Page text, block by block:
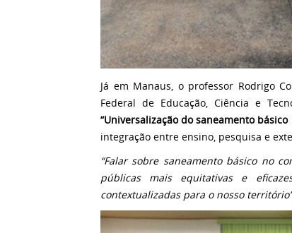
Já em Manaus, o professor Rodrigo
Federal de Educação, Ciência e
“Universalização do saneamento
integração entre ensino, pesquisa e
“Falar sobre saneamento básico no
públicas mais equitativas e
contextualizadas para o nosso